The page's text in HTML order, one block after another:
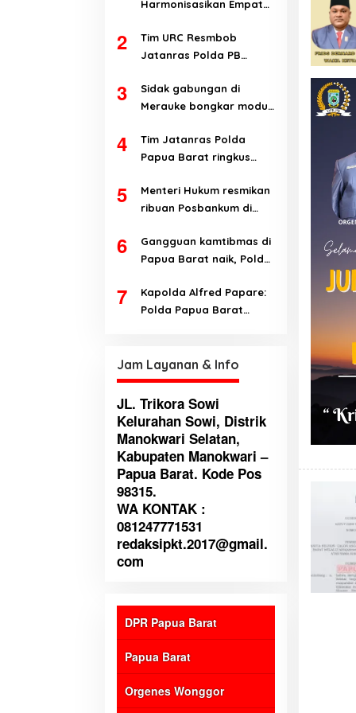
Harmonisasikan Empat
Teluk Wondama
2
Tim URC Resmbob
Jatanras Polda PB
curanmor di Manokwari
3
Sidak gabungan di
Merauke bongkar modus
subsidi
4
Tim Jatanras Polda
Papua Barat ringkus
5
Menteri Hukum resmikan
ribuan Posbankum di
Barat Daya
6
Gangguan kamtibmas di
Papua Barat naik, Polda
7
Kapolda Alfred Papare:
Polda Papua Barat
Jam Layanan & Info
JL. Trikora Sowi
Kelurahan Sowi, Distrik
Manokwari Selatan,
Kabupaten Manokwari –
Papua Barat. Kode Pos
98315.
WA KONTAK :
081247771531
redaksipkt.2017@gmail.
com
DPR Papua Barat
Papua Barat
Orgenes Wonggor